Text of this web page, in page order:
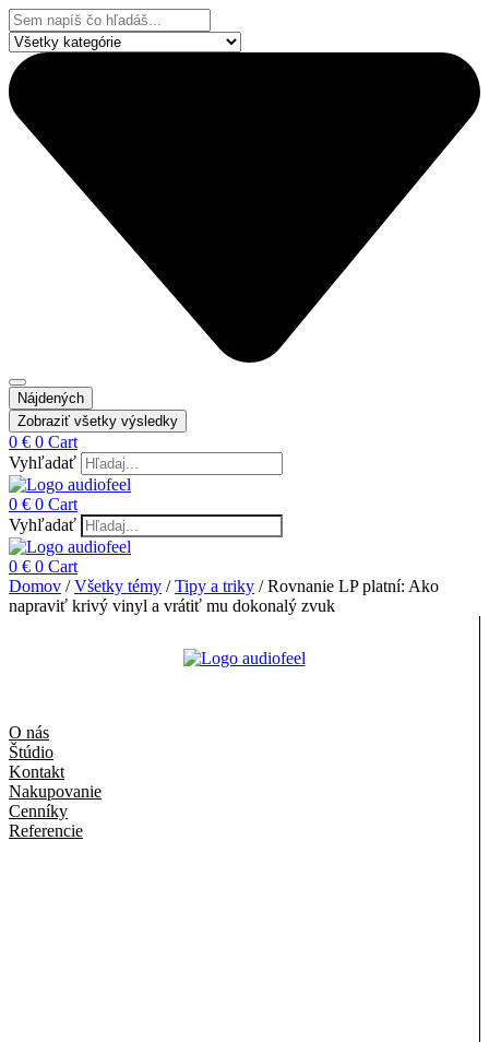
Preskočiť
na
obsah
Search
...
Nájdených
Zobraziť všetky výsledky
0 € 0 Cart
Vyhľadať
0 € 0 Cart
Vyhľadať
0 € 0 Cart
Domov /Všetky témy /Tipy a triky / Rovnanie LP platní: Ako
napraviť krivý vinyl a vrátiť mu dokonalý zvuk
O nás
Štúdio
Kontakt
Nakupovanie
Cenníky
Referencie